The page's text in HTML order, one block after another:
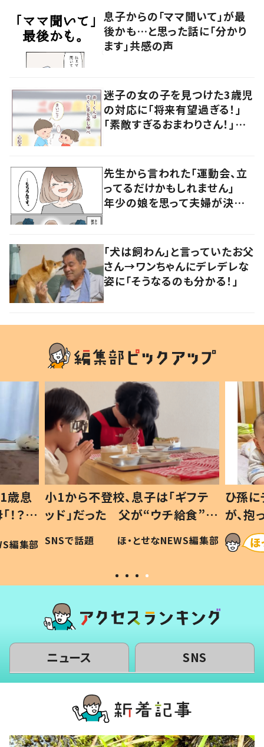
息子からの「ママ聞いて」が最
後かも…と思った話に「分かり
ます」共感の声
迷子の女の子を見つけた3歳児
の対応に「将来有望過ぎる！」
「素敵すぎるおまわりさん！」の
先生から言われた「運動会、立
ってるだけかもしれません」
年少の娘を思って夫婦が決め
「犬は飼わん」と言っていたお父
さん→ワンちゃんにデレデレな
姿に「そうなるのも分かる！」
歳息
？」
編集部
小1から不登校、息子は「ギフテ
ッド」だった 父が“ウチ給食”を
作り続ける理由とは #令和の親
#令和の子
SNSで話題 ほ・とせなNEWS編集部
ひ孫
が、
「涙が
い」
ニュース SNS